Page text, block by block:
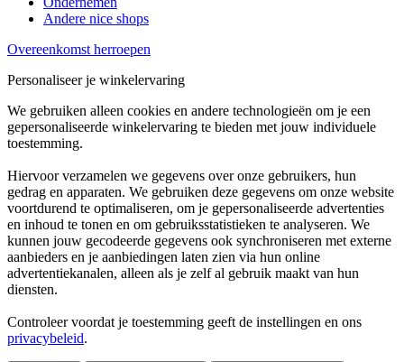
Andere nice shops
Overeenkomst herroepen
Personaliseer je winkelervaring
We gebruiken alleen cookies en andere technologieën om je een
gepersonaliseerde winkelervaring te bieden met jouw individuele
toestemming.
Hiervoor verzamelen we gegevens over onze gebruikers, hun
gedrag en apparaten. We gebruiken deze gegevens om onze website
voortdurend te optimaliseren, om je gepersonaliseerde advertenties
en inhoud te tonen en om gebruiksstatistieken te analyseren. We
kunnen jouw gecodeerde gegevens ook synchroniseren met externe
aanbieders en je aanbiedingen laten zien via hun online
advertentiekanalen, alleen als je zelf al gebruik maakt van hun
diensten.
Controleer voordat je toestemming geeft de instellingen en ons
privacybeleid.